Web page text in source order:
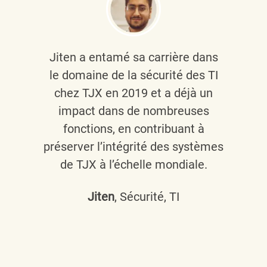
Jiten a entamé sa carrière dans
le domaine de la sécurité des TI
chez TJX en 2019 et a déjà un
impact dans de nombreuses
fonctions, en contribuant à
préserver l’intégrité des systèmes
de TJX à l’échelle mondiale.
Jiten, Sécurité, TI